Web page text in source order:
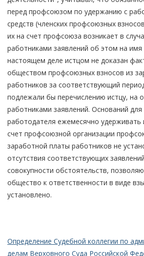
перед профсоюзом по удержанию с
средств (членских профсоюзных
их на счет профсоюза возникает в
работниками заявлений об этом на
настоящем деле истцом не доказан
обществом профсоюзных взносов из
работников за соответствующий
подлежали бы перечислению истцу, на
работниками заявлений. Оснований
работодателя ежемесячно удерживать
счет профсоюзной организации
заработной платы работников не
отсутствия соответствующих
совокупности обстоятельств,
общество к ответственности в виде
установлено.
Определение Судебной коллегии по
делам Верховного Суда Российской